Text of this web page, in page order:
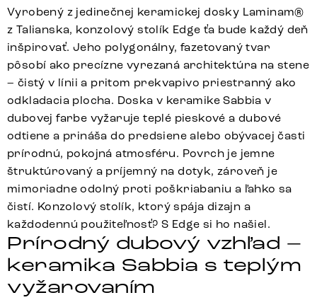
Vyrobený z jedinečnej keramickej dosky Laminam®
z Talianska, konzolový stolík Edge ťa bude každý deň
inšpirovať. Jeho polygonálny, fazetovaný tvar
pôsobí ako precízne vyrezaná architektúra na stene
– čistý v línii a pritom prekvapivo priestranný ako
odkladacia plocha. Doska v keramike Sabbia v
dubovej farbe vyžaruje teplé pieskové a dubové
odtiene a prináša do predsiene alebo obývacej časti
prírodnú, pokojná atmosféru. Povrch je jemne
štruktúrovaný a príjemný na dotyk, zároveň je
mimoriadne odolný proti poškriabaniu a ľahko sa
čistí. Konzolový stolík, ktorý spája dizajn a
každodennú použiteľnosť? S Edge si ho našiel.
Prírodný dubový vzhľad –
keramika Sabbia s teplým
vyžarovaním